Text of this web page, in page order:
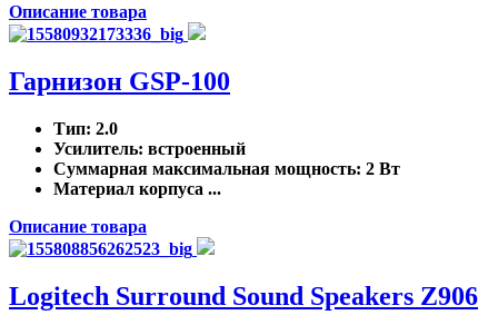
Описание товара
Гарнизон GSP-100
Тип: 2.0
Усилитель: встроенный
Суммарная максимальная мощность: 2 Вт
Материал корпуса ...
Описание товара
Logitech Surround Sound Speakers Z906